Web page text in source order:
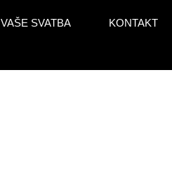
VAŠE SVATBA KONTAKT